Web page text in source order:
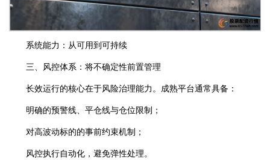
系统能力：从可用到可持续
三、风控体系：将不确定性前置管理
长效运行的核心在于风险治理能力。成熟平台通常具备：
明确的预警线、平仓线与仓位限制；
对高波动标的的事前约束机制；
风控执行自动化，避免弹性处理。